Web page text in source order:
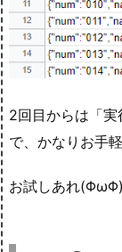
2回目からは「
で、かなりお手
お試しあれ(ΦωΦ)